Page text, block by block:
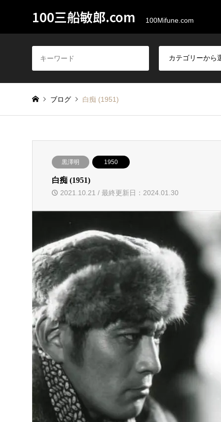
100三船敏郎.com 100Mifune.com
ブログ 白痴 (1951)
黒澤明 1950
白痴 (1951)
2021.10.21 / 最終更新日：2024.01.30